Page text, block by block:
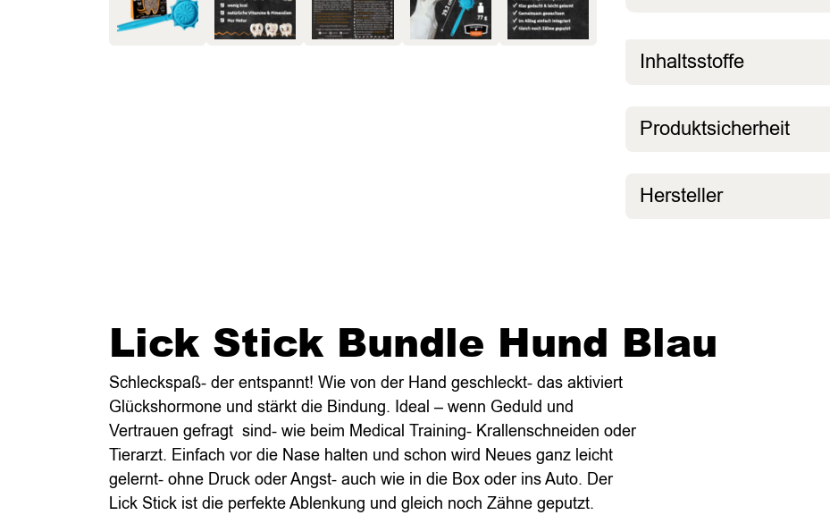
Inhaltsstoffe
Produktsicherheit
Hersteller
Lick Stick Bundle Hund Blau
Schleckspaß- der entspannt! Wie von der Hand geschleckt- das aktiviert
Glückshormone und stärkt die Bindung. Ideal – wenn Geduld und
Vertrauen gefragt sind- wie beim Medical Training- Krallenschneiden oder
Tierarzt. Einfach vor die Nase halten und schon wird Neues ganz leicht
gelernt- ohne Druck oder Angst- auch wie in die Box oder ins Auto. Der
Lick Stick ist die perfekte Ablenkung und gleich noch Zähne geputzt.